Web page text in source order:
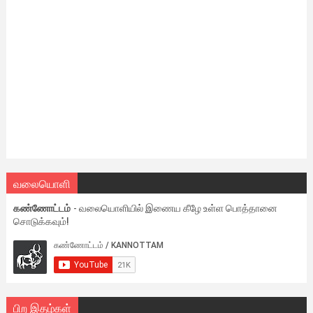
வலையொளி
கண்ணோட்டம் - வலையொளியில் இணைய கீழே உள்ள பொத்தானை
சொடுக்கவும்!
பிற இதழ்கள்